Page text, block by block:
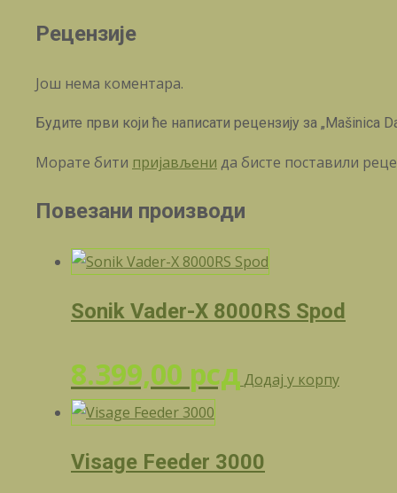
Рецензије
Још нема коментара.
Будите први који ће написати рецензију за „Mašinica
Морате бити пријављени да бисте поставили
Повезани производи
Sonik Vader-X 8000RS Spod
8.399,00 рсд Додај у корпу
Visage Feeder 3000